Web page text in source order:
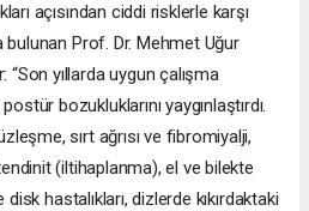
açısından ciddi risklerle karşı
bulunan Prof. Dr. Mehmet Uğur
yıllarda uygun çalışma
bozukluklarını yaygınlaştırdı.
sırt ağrısı ve fibromiyalji,
(iltihaplanma), el ve bilekte
disk hastalıkları, dizlerde kıkırdaktaki